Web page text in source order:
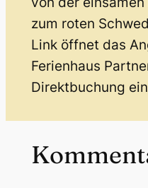
zum roten
Link öffnet das
Ferienhaus
Direktbuchung